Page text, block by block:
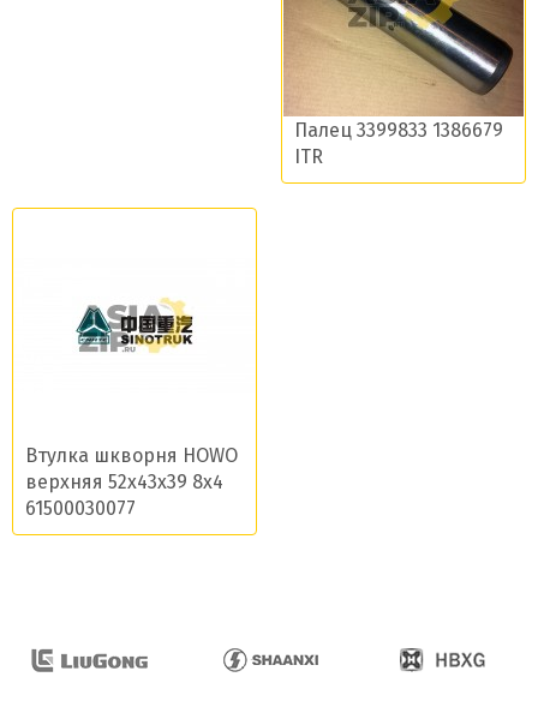
Палец 3399833 1386679
ITR
Втулка шкворня HOWO
верхняя 52x43x39 8x4
61500030077